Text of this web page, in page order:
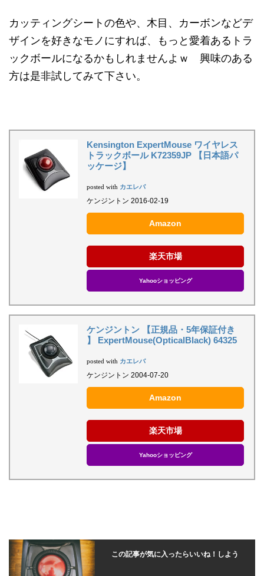
カッティングシートの色や、木目、カーボンなどデ
ザインを好きなモノにすれば、もっと愛着あるトラ
ックボールになるかもしれませんよｗ 興味のある
方は是非試してみて下さい。
Kensington ExpertMouse ワイヤレス
トラックボール K72359JP 【日本語パ
ッケージ】
posted with カエレバ
ケンジントン 2016-02-19
Amazon
楽天市場
Yahooショッピング
ケンジントン 【正規品・5年保証付き
】 ExpertMouse(OpticalBlack) 64325
posted with カエレバ
ケンジントン 2004-07-20
Amazon
楽天市場
Yahooショッピング
この記事が気に入ったらいいね！しよう